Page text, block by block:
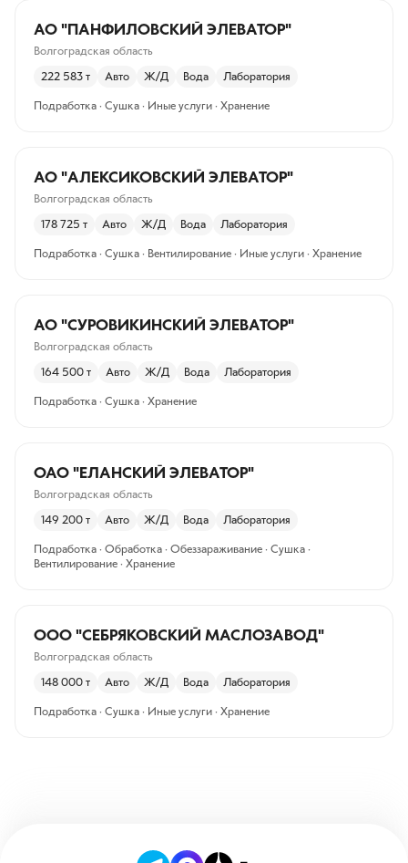
АО "ПАНФИЛОВСКИЙ ЭЛЕВАТОР"
Волгоградская область
222 583 т Авто Ж/Д Вода Лаборатория
Подработка · Сушка · Иные услуги · Хранение
АО "АЛЕКСИКОВСКИЙ ЭЛЕВАТОР"
Волгоградская область
178 725 т Авто Ж/Д Вода Лаборатория
Подработка · Сушка · Вентилирование · Иные услуги · Хранение
АО "СУРОВИКИНСКИЙ ЭЛЕВАТОР"
Волгоградская область
164 500 т Авто Ж/Д Вода Лаборатория
Подработка · Сушка · Хранение
ОАО "ЕЛАНСКИЙ ЭЛЕВАТОР"
Волгоградская область
149 200 т Авто Ж/Д Вода Лаборатория
Подработка · Обработка · Обеззараживание · Сушка ·
Вентилирование · Хранение
ООО "СЕБРЯКОВСКИЙ МАСЛОЗАВОД"
Волгоградская область
148 000 т Авто Ж/Д Вода Лаборатория
Подработка · Сушка · Иные услуги · Хранение